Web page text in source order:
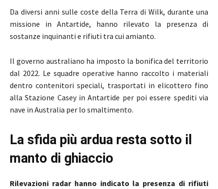
Da diversi anni sulle coste della Terra di Wilk, durante una
missione in Antartide, hanno rilevato la presenza di
sostanze inquinanti e rifiuti tra cui amianto.
Il governo australiano ha imposto la bonifica del territorio
dal 2022. Le squadre operative hanno raccolto i materiali
dentro contenitori speciali, trasportati in elicottero fino
alla Stazione Casey in Antartide per poi essere spediti via
nave in Australia per lo smaltimento.
La sfida più ardua resta sotto il
manto di ghiaccio
Rilevazioni radar hanno indicato la presenza di rifiuti